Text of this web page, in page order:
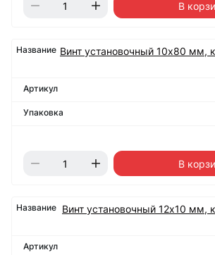
В
Винт установочный 10х80 мм,
В
Винт установочный 12х10 мм,